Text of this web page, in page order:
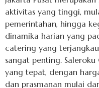
aktivitas yang tinggi,
pemerintahan, hingga
dinamika harian yang
catering yang
sangat penting.
yang tepat, dengan
dan prasmanan mulai